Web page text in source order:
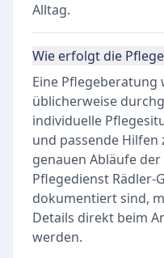
Alltag.
Wie erfolgt die
Eine
üblicherweise
individuelle
und passende Hilfen
genauen Abläufe
Pflegedienst Rädler-
dokumentiert sind,
Details direkt beim
werden.